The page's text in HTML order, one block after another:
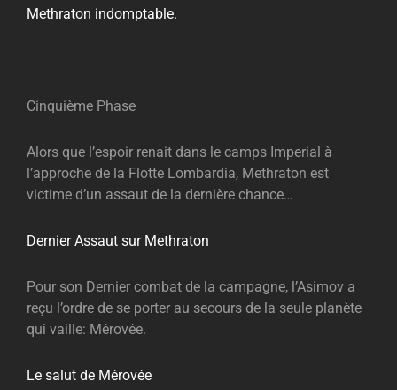
Methraton indomptable.
Cinquième Phase
Alors que l’espoir renait dans le camps Imperial à
l’approche de la Flotte Lombardia, Methraton est
victime d’un assaut de la dernière chance…
Dernier Assaut sur Methraton
Pour son Dernier combat de la campagne, l’Asimov a
reçu l’ordre de se porter au secours de la seule planète
qui vaille: Mérovée.
Le salut de Mérovée